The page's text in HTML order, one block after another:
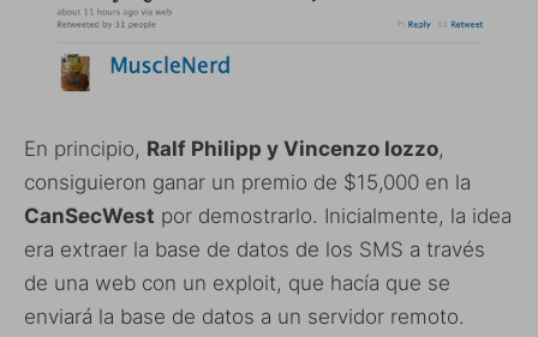
En principio, Ralf Philipp y Vincenzo Iozzo,
consiguieron ganar un premio de $15,000 en la
CanSecWest por demostrarlo. Inicialmente, la idea
era extraer la base de datos de los SMS a través
de una web con un exploit, que hacía que se
enviará la base de datos a un servidor remoto.